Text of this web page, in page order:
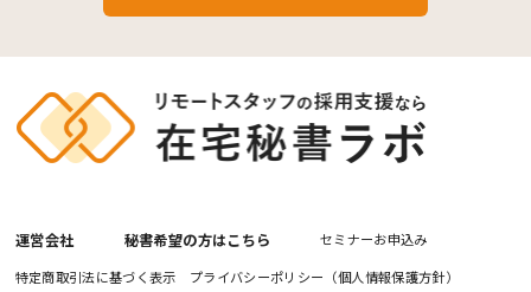
運営会社 秘書希望の方はこちら セミナーお申込み
特定商取引法に基づく表示 プライバシーポリシー（個人情報保護方針）